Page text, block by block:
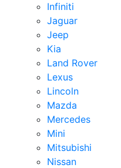
Infiniti
Jaguar
Jeep
Kia
Land Rover
Lexus
Lincoln
Mazda
Mercedes
Mini
Mitsubishi
Nissan